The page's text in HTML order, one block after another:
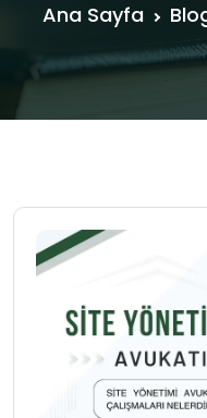
Ana Sayfa